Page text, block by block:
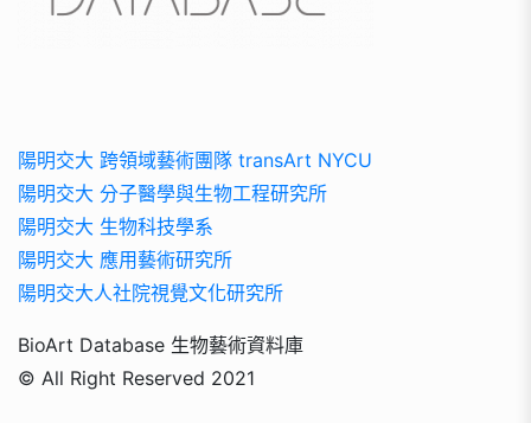
陽明交大 跨領域藝術團隊 transArt NYCU
陽明交大 分子醫學與生物工程研究所
陽明交大 生物科技學系
陽明交大 應用藝術研究所
陽明交大人社院視覺文化研究所
BioArt Database 生物藝術資料庫
© All Right Reserved 2021